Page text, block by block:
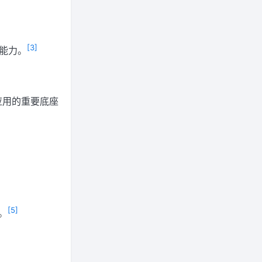
力。 [3]
的重要底座
[5]